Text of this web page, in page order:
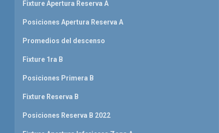
Fixture Apertura Reserva A
Posiciones Apertura Reserva A
Promedios del descenso
Fixture 1ra B
Posiciones Primera B
Fixture Reserva B
Posiciones Reserva B 2022